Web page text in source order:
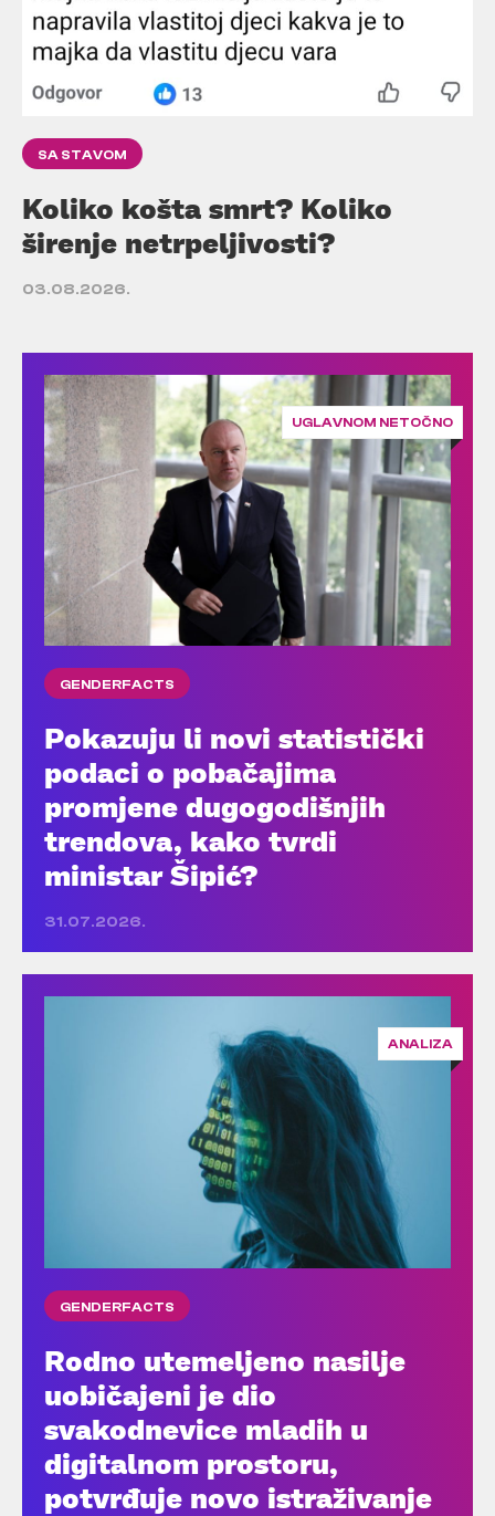
SA STAVOM
Koliko košta smrt? Koliko
širenje netrpeljivosti?
03.08.2026.
UGLAVNOM NETOČNO
GENDERFACTS
Pokazuju li novi statistički
podaci o pobačajima
promjene dugogodišnjih
trendova, kako tvrdi
ministar Šipić?
31.07.2026.
ANALIZA
GENDERFACTS
Rodno utemeljeno nasilje
uobičajeni je dio
svakodnevice mladih u
digitalnom prostoru,
potvrđuje novo istraživanje